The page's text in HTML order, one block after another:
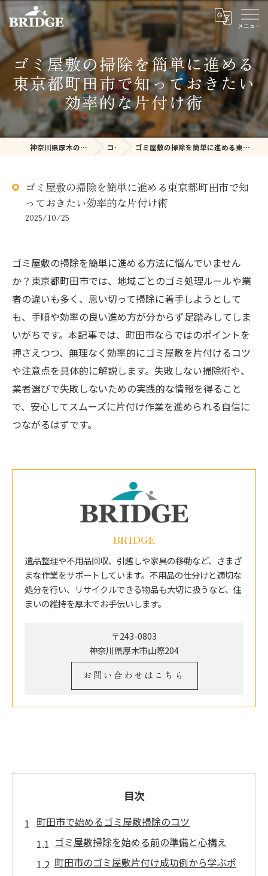
ゴミ屋敷の掃除を簡単に進める
東京都町田市で知っておきたい
効率的な片付け術
神奈川県厚木の不用品回収ならBRIDGE コラム ゴミ屋敷の掃除を簡単に進める東京都町田市で知っておきたい効率的な片付け術
ゴミ屋敷の掃除を簡単に進める東京都町田市で知
っておきたい効率的な片付け術
2025/10/25
ゴミ屋敷の掃除を簡単に進める方法に悩んでいません
か？東京都町田市では、地域ごとのゴミ処理ルールや業
者の違いも多く、思い切って掃除に着手しようとして
も、手順や効率の良い進め方が分からず足踏みしてしま
いがちです。本記事では、町田市ならではのポイントを
押さえつつ、無理なく効率的にゴミ屋敷を片付けるコツ
や注意点を具体的に解説します。失敗しない掃除術や、
業者選びで失敗しないための実践的な情報を得ること
で、安心してスムーズに片付け作業を進められる自信に
つながるはずです。
BRIDGE
遺品整理や不用品回収、引越しや家具の移動など、さまざ
まな作業をサポートしています。不用品の仕分けと適切な
処分を行い、リサイクルできる物品も大切に扱うなど、住
まいの維持を厚木でお手伝いします。
〒243-0803
神奈川県厚木市山際204
お問い合わせはこちら
目次
町田市で始めるゴミ屋敷掃除のコツ
ゴミ屋敷掃除を始める前の準備と心構え
町田市のゴミ屋敷片付け成功例から学ぶポ